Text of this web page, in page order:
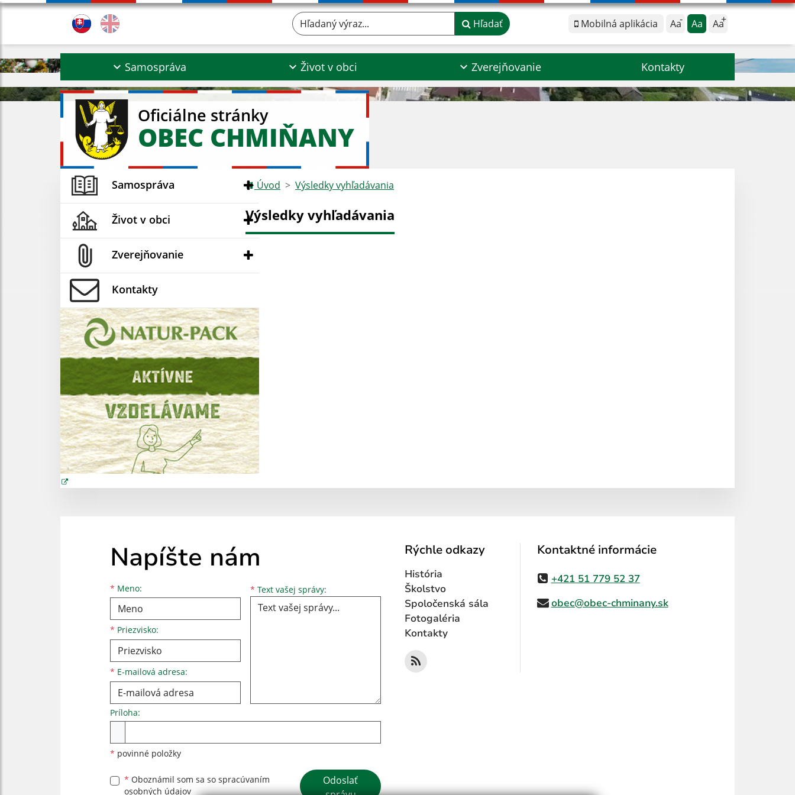
Mobilná aplikácia Aa Aa Aa
Hľadaný výraz... Hľadať
Samospráva Život v obci Zverejňovanie Kontakty
Oficiálne stránky
OBEC CHMIŇANY
Samospráva
Život v obci
Zverejňovanie
Kontakty
Úvod Výsledky vyhľadávania
Výsledky vyhľadávania
Napíšte nám
* Meno:
Meno
* Priezvisko:
Priezvisko
* E-mailová adresa:
E-mailová adresa * Text vašej správy: Text vašej správy...
Príloha:
* povinné položky
* Oboznámil som sa so spracúvaním
osobných údajov
Google reCaptcha Response
Odoslať
Rýchle odkazy
História
Školstvo
Spoločenská sála
Fotogaléria
Kontakty
Kontaktné informácie
+421 51 779 52 37
obec@obec-chminany.sk